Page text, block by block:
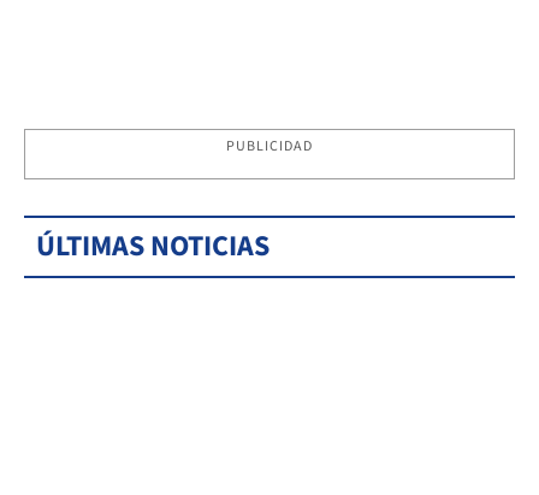
PUBLICIDAD
ÚLTIMAS NOTICIAS